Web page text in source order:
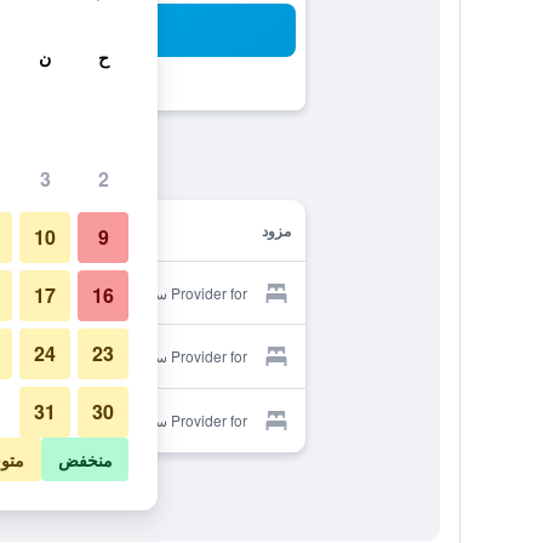
مزود
Provider for ستاري نايتس
Provider for ستاري نايتس
Provider for ستاري نايتس
ح ن
2
3
9
10
16
17
23
24
30
31
منخفض